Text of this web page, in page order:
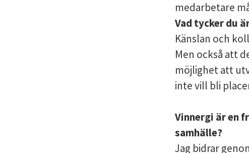
medarbetare
Vad tycker du
Känslan och
Men också att
möjlighet att
inte vill bli
Vinnergi är en
samhälle?
Jag bidrar